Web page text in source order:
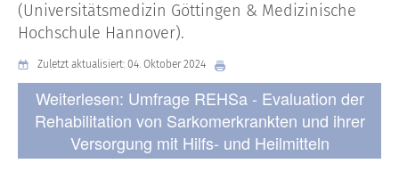
(Universitätsmedizin Göttingen & Medizinische
Hochschule Hannover).
Zuletzt aktualisiert: 04. Oktober 2024
Weiterlesen: Umfrage REHSa - Evaluation der
Rehabilitation von Sarkomerkrankten und ihrer
Versorgung mit Hilfs- und Heilmitteln